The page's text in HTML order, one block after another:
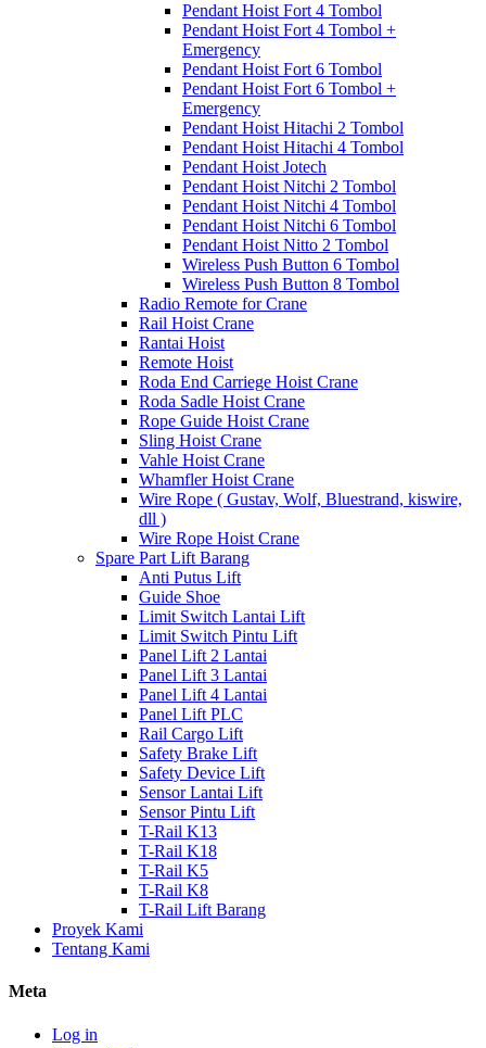
Pendant Hoist Fort 4 Tombol
Pendant Hoist Fort 4 Tombol +
Emergency
Pendant Hoist Fort 6 Tombol
Pendant Hoist Fort 6 Tombol +
Emergency
Pendant Hoist Hitachi 2 Tombol
Pendant Hoist Hitachi 4 Tombol
Pendant Hoist Jotech
Pendant Hoist Nitchi 2 Tombol
Pendant Hoist Nitchi 4 Tombol
Pendant Hoist Nitchi 6 Tombol
Pendant Hoist Nitto 2 Tombol
Wireless Push Button 6 Tombol
Wireless Push Button 8 Tombol
Radio Remote for Crane
Rail Hoist Crane
Rantai Hoist
Remote Hoist
Roda End Carriege Hoist Crane
Roda Sadle Hoist Crane
Rope Guide Hoist Crane
Sling Hoist Crane
Vahle Hoist Crane
Whamfler Hoist Crane
Wire Rope ( Gustav, Wolf, Bluestrand, kiswire,
dll )
Wire Rope Hoist Crane
Spare Part Lift Barang
Anti Putus Lift
Guide Shoe
Limit Switch Lantai Lift
Limit Switch Pintu Lift
Panel Lift 2 Lantai
Panel Lift 3 Lantai
Panel Lift 4 Lantai
Panel Lift PLC
Rail Cargo Lift
Safety Brake Lift
Safety Device Lift
Sensor Lantai Lift
Sensor Pintu Lift
T-Rail K13
T-Rail K18
T-Rail K5
T-Rail K8
T-Rail Lift Barang
Proyek Kami
Tentang Kami
Meta
Log in